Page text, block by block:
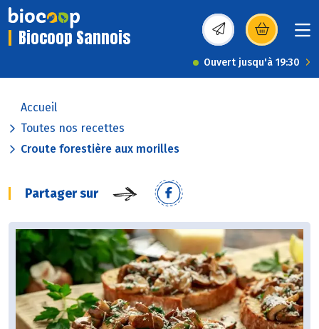
Biocoop Sannois (s’ouvre dans une
Ouvert jusqu'à 19:30
Accueil
Toutes nos recettes
Croute forestière aux morilles
Partager sur